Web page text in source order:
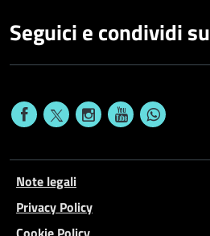
Seguici e condividi su
Note legali
Privacy Policy